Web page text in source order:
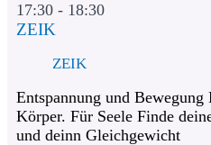
17:30 - 18:30
ZEIK
ZEIK
Entspannung und
Körper. Für Seele Finde
und deinn Gleichgewicht